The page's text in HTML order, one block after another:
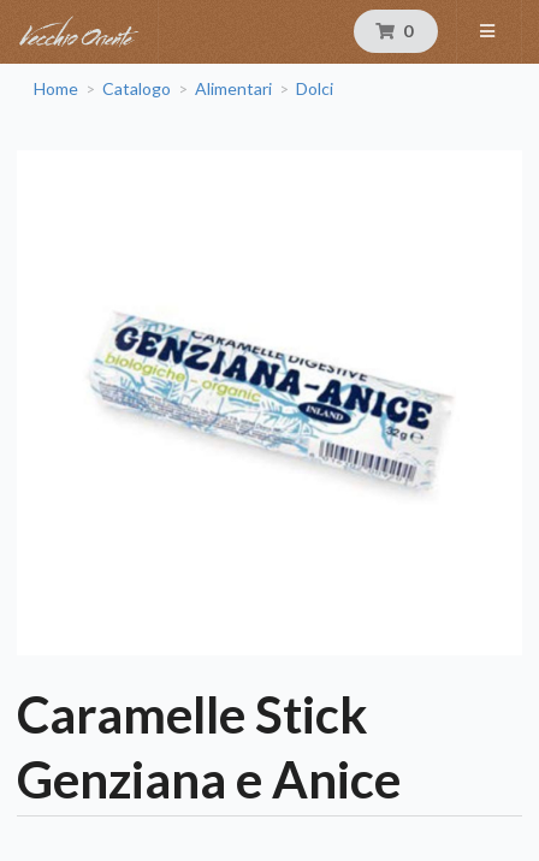
0
Home > Catalogo > Alimentari > Dolci
Caramelle Stick
Genziana e Anice